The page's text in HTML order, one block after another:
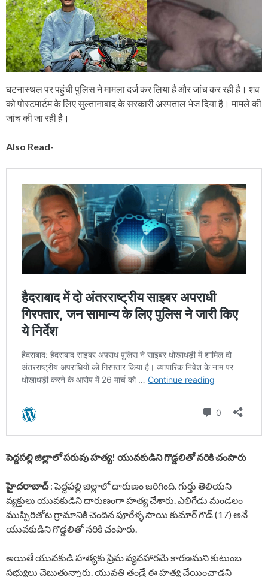
घटनास्थल पर पहुंची पुलिस ने मामला दर्ज कर लिया है और जांच कर रही है। शव
को पोस्टमार्टम के लिए सुल्तानाबाद के सरकारी अस्पताल भेज दिया है। मामले की
जांच की जा रही है।
Also Read-
పెద్దపల్లి జిల్లాలో పరువు హత్య! యువకుడిని గొడ్డలితో నరికి చంపారు
హైదరాబాద్: పెద్దపల్లి జిల్లాలో దారుణం జరిగింది. గుర్తు తెలియని
వ్యక్తులు యువకుడిని దారుణంగా హత్య చేశారు. ఎలిగేడు మండలం
ముప్పిరితోట గ్రామానికి చెందిన పూరేళ్ళ సాయి కుమార్ గౌడ్ (17) అనే
యువకుడిని గొడ్డలితో నరికి చంపారు.
అయితే యువకుడి హత్యకు ప్రేమ వ్యవహారమే కారణమని కుటుంబ
సభ్యులు చెబుతున్నారు. యువతి తండ్రే ఈ హత్య చేయించాడని